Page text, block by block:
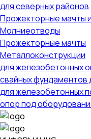
для северных районов
Прожекторные мачты
Молниеотводы
Прожекторные мачты
Металлоконструкции
для железобетонных
свайных фундаментов
для железобетонных
опор под